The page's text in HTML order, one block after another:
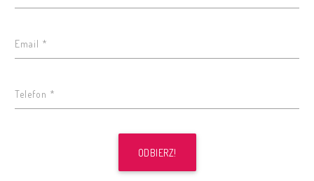
Email *
Telefon *
ODBIERZ!